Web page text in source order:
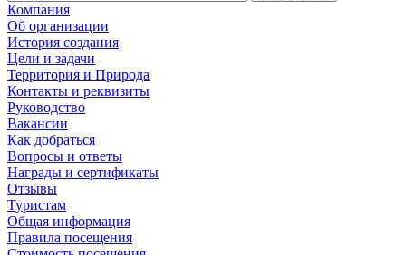
Компания
Об организации
История создания
Цели и задачи
Территория и Природа
Контакты и реквизиты
Руководство
Вакансии
Как добраться
Вопросы и ответы
Награды и сертификаты
Отзывы
Туристам
Общая информация
Правила посещения